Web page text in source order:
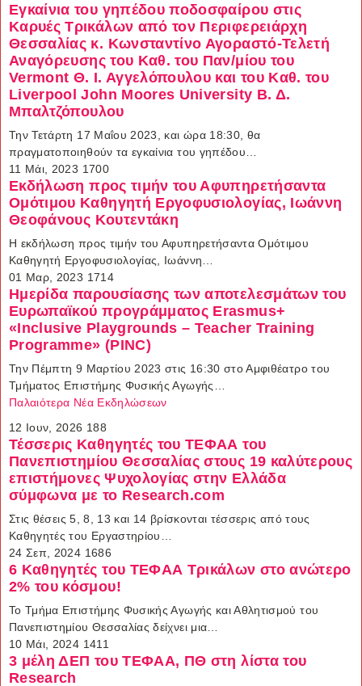
Εγκαίνια του γηπέδου ποδοσφαίρου στις
Καρυές Τρικάλων από τον Περιφερειάρχη
Θεσσαλίας κ. Κωνσταντίνο Αγοραστό-Τελετή
Αναγόρευσης του Καθ. του Παν/μίου του
Vermont Θ. Ι. Αγγελόπουλου και του Καθ. του
Liverpool John Moores University Β. Δ.
Μπαλτζόπουλου
Την Τετάρτη 17 Μαΐου 2023, και ώρα 18:30, θα
πραγματοποιηθούν τα εγκαίνια του γηπέδου…
11 Μάι, 2023 1700
Εκδήλωση προς τιμήν του Αφυπηρετήσαντα
Ομότιμου Καθηγητή Εργοφυσιολογίας, Ιωάννη
Θεοφάνους Κουτεντάκη
H εκδήλωση προς τιμήν του Αφυπηρετήσαντα Ομότιμου
Καθηγητή Εργοφυσιολογίας, Ιωάννη…
01 Μαρ, 2023 1714
Ημερίδα παρουσίασης των αποτελεσμάτων του
Ευρωπαϊκού προγράμματος Erasmus+
«Inclusive Playgrounds – Teacher Training
Programme» (PINC)
Την Πέμπτη 9 Μαρτίου 2023 στις 16:30 στο Αμφιθέατρο του
Τμήματος Επιστήμης Φυσικής Αγωγής…
Παλαιότερα Νέα Εκδηλώσεων
12 Ιουν, 2026 188
Τέσσερις Καθηγητές του ΤΕΦΑΑ του
Πανεπιστημίου Θεσσαλίας στους 19 καλύτερους
επιστήμονες Ψυχολογίας στην Ελλάδα
σύμφωνα με το Research.com
Στις θέσεις 5, 8, 13 και 14 βρίσκονται τέσσερις από τους
Καθηγητές του Εργαστηρίου…
24 Σεπ, 2024 1686
6 Καθηγητές του ΤΕΦΑΑ Τρικάλων στο ανώτερο
2% του κόσμου!
Το Τμήμα Επιστήμης Φυσικής Αγωγής και Αθλητισμού του
Πανεπιστημίου Θεσσαλίας δείχνει μια…
10 Μάι, 2024 1411
3 μέλη ΔΕΠ του ΤΕΦΑΑ, ΠΘ στη λίστα του
Research